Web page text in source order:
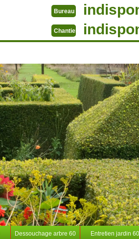
Bureau
Chantier
Dessouchage arbre 60 Entretien jardin 60